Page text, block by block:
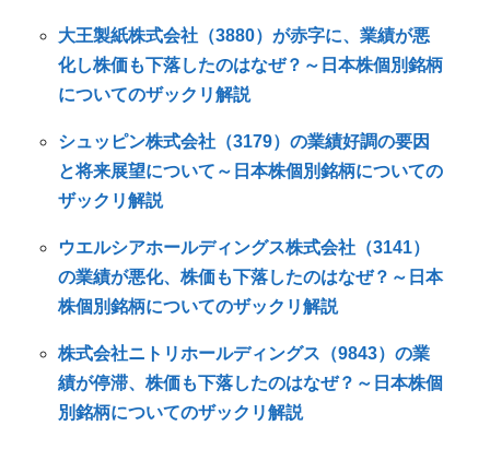
大王製紙株式会社（3880）が赤字に、業績が悪
化し株価も下落したのはなぜ？～日本株個別銘柄
についてのザックリ解説
シュッピン株式会社（3179）の業績好調の要因
と将来展望について～日本株個別銘柄についての
ザックリ解説
ウエルシアホールディングス株式会社（3141）
の業績が悪化、株価も下落したのはなぜ？～日本
株個別銘柄についてのザックリ解説
株式会社ニトリホールディングス（9843）の業
績が停滞、株価も下落したのはなぜ？～日本株個
別銘柄についてのザックリ解説